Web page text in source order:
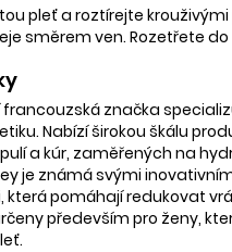
pleť a roztírejte
směrem ven. Rozetřete
francouzská značka
Nabízí širokou škálu
a kúr, zaměřených na
je známá svými
která pomáhají redukovat
především pro ženy,